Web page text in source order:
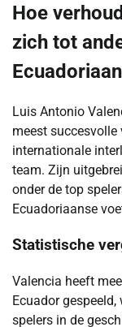
Hoe
zich tot
Luis Antonio
meest
internationale
team. Zijn
onder de top
Ecuadoriaanse
Statistische
Valencia heeft
Ecuador
spelers in de